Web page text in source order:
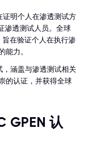
证明个人在渗透测试方
渗透测试人员。全球
在验证个人在执行渗
能力。
，涵盖与渗透测试相关
的认证，并获得全球
GPEN 认